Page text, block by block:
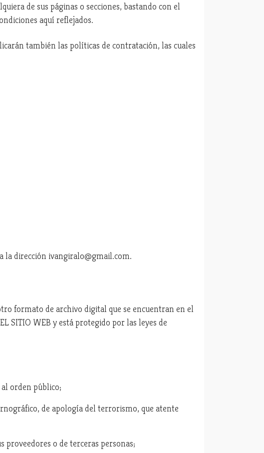
de sus páginas o secciones, bastando con el
aquí reflejados.
también las políticas de contratación, las cuales
la dirección ivangiralo@gmail.com.
formato de archivo digital que se encuentran en el
SITIO WEB y está protegido por las leyes de
orden público;
de apología del terrorismo, que atente
proveedores o de terceras personas;